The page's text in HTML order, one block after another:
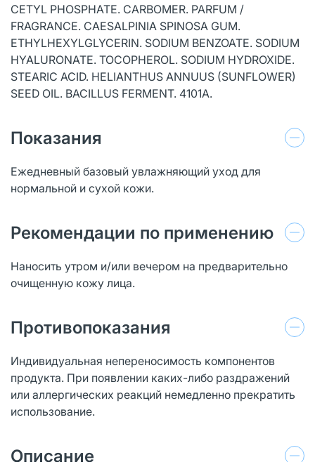
CETYL PHOSPHATE. CARBOMER. PARFUM /
FRAGRANCE. CAESALPINIA SPINOSA GUM.
ETHYLHEXYLGLYCERIN. SODIUM BENZOATE. SODIUM
HYALURONATE. TOCOPHEROL. SODIUM HYDROXIDE.
STEARIC ACID. HELIANTHUS ANNUUS (SUNFLOWER)
SEED OIL. BACILLUS FERMENT. 4101A.
Показания
Ежедневный базовый увлажняющий уход для
нормальной и сухой кожи.
Рекомендации по применению
Наносить утром и/или вечером на предварительно
очищенную кожу лица.
Противопоказания
Индивидуальная непереносимость компонентов
продукта. При появлении каких-либо раздражений
или аллергических реакций немедленно прекратить
использование.
Описание